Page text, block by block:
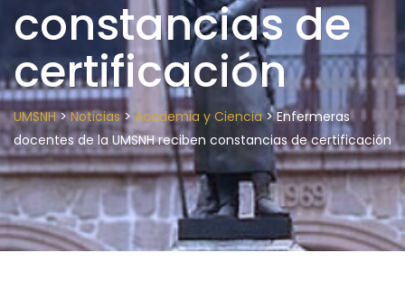
constancias de
certificación
UMSNH>Noticias> Academia y Ciencia>Enfermeras
docentes de la UMSNH reciben constancias de certificación